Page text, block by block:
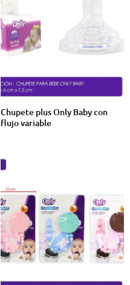
Chupete plus Only Baby con
flujo variable